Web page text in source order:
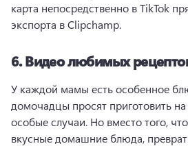
карта непосредственно в TikTok
экспорта в Clipchamp.
6.Видео любимых
У каждой мамы есть особенное
домочадцы просят приготовить
особые случаи. Но вместо того,
вкусные домашние блюда,